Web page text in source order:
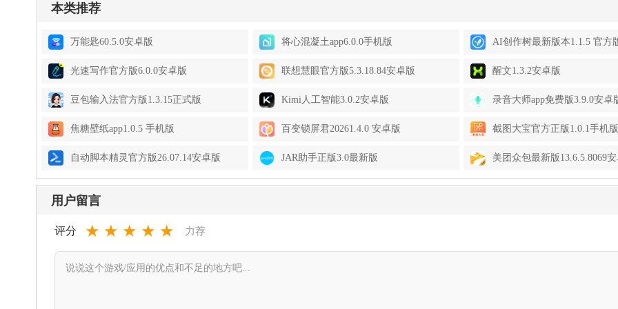
本类推荐
万能匙60.5.0安卓版 将心混凝土app6.0.0手机版 AI创作树最新版本1.1.5 官方
光速写作官方版6.0.0安卓版 联想慧眼官方版5.3.18.84安卓版 醒文1.3.2安卓版
豆包输入法官方版1.3.15正式版 Kimi人工智能3.0.2安卓版 录音大师app免费版3.9.0安卓
焦糖壁纸app1.0.5 手机版 百变锁屏君20261.4.0 安卓版 截图大宝官方正版1.0.1手机版
自动脚本精灵官方版26.07.14安卓版 JAR助手正版3.0最新版 美团众包最新版13.6.5.8069安
用户留言
评分 ★ ★ ★ ★ ★ 力荐